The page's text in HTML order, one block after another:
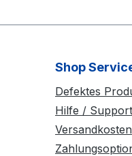
Shop
Defektes
Hilfe / Support
Versandkosten